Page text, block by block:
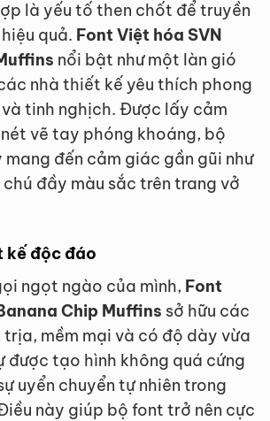
là yếu tố then chốt để truyền
quả. Font Việt hóa SVN
nổi bật như một làn gió
nhà thiết kế yêu thích phong
tinh nghịch. Được lấy cảm
vẽ tay phóng khoáng, bộ
mang đến cảm giác gần gũi như
chú đầy màu sắc trên trang vở
kế độc đáo
ngọt ngào của mình, Font
Chip Muffins sở hữu các
mềm mại và có độ dày vừa
được tạo hình không quá cứng
uyển chuyển tự nhiên trong
này giúp bộ font trở nên cực